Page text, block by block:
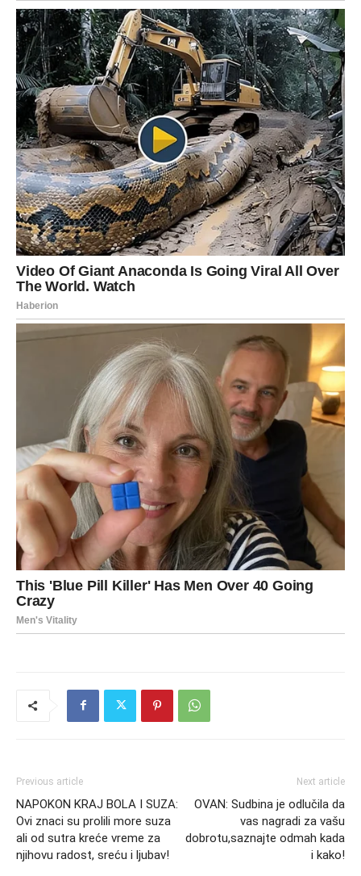
Previous article
NAPOKON KRAJ BOLA I SUZA:
Ovi znaci su prolili more suza
ali od sutra kreće vreme za
njihovu radost, sreću i ljubav!
Next article
OVAN: Sudbina je odlučila da
vas nagradi za vašu
dobrotu,saznajte odmah kada
i kako!